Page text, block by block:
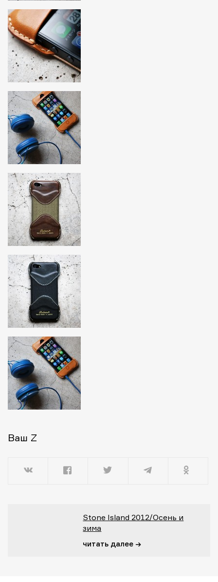
Ваш Z
Stone Island 2012/Осень и
зима
читать далее →